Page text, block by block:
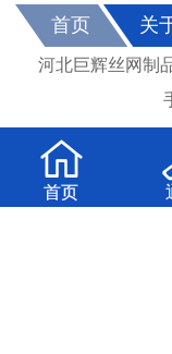
首页 关
河北巨辉丝网制

首页